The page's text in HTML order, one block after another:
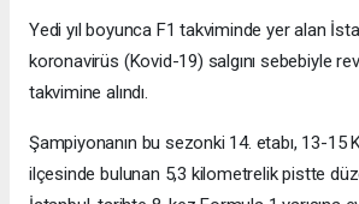
Yedi yıl boyunca F1 takviminde yer alan
koronavirüs (Kovid-19) salgını sebebiyle
takvimine alındı.
Şampiyonanın bu sezonki 14. etabı, 13-15
ilçesinde bulunan 5,3 kilometrelik pistte